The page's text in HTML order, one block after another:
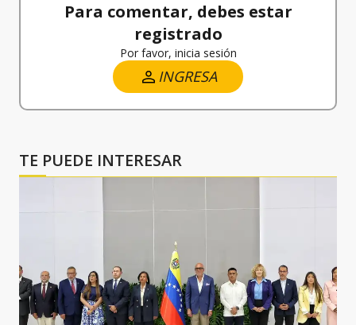
Para comentar, debes estar
registrado
Por favor, inicia sesión
INGRESA
TE PUEDE INTERESAR